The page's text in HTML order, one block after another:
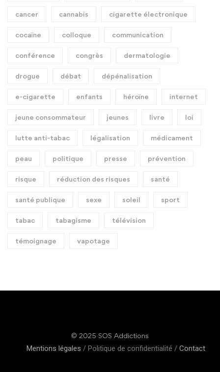
cancer cannabis cigarette électronique
cocaïne colloque communication
conférence congrès dermatologie
drogue débat dépénalisation
e-cigarette enfants héroïne internet
jeune consommateur jeunes livre loi
lutte anti-tabac légalisation médicament
peau politique presse prévention
risque réduction des risques santé
santé publique sexe soleil sport
tabac tabagisme télévision
témoignage vapotage
© 2025 SOS Addictions
Mentions légales / Politique de confidentialité / Contact